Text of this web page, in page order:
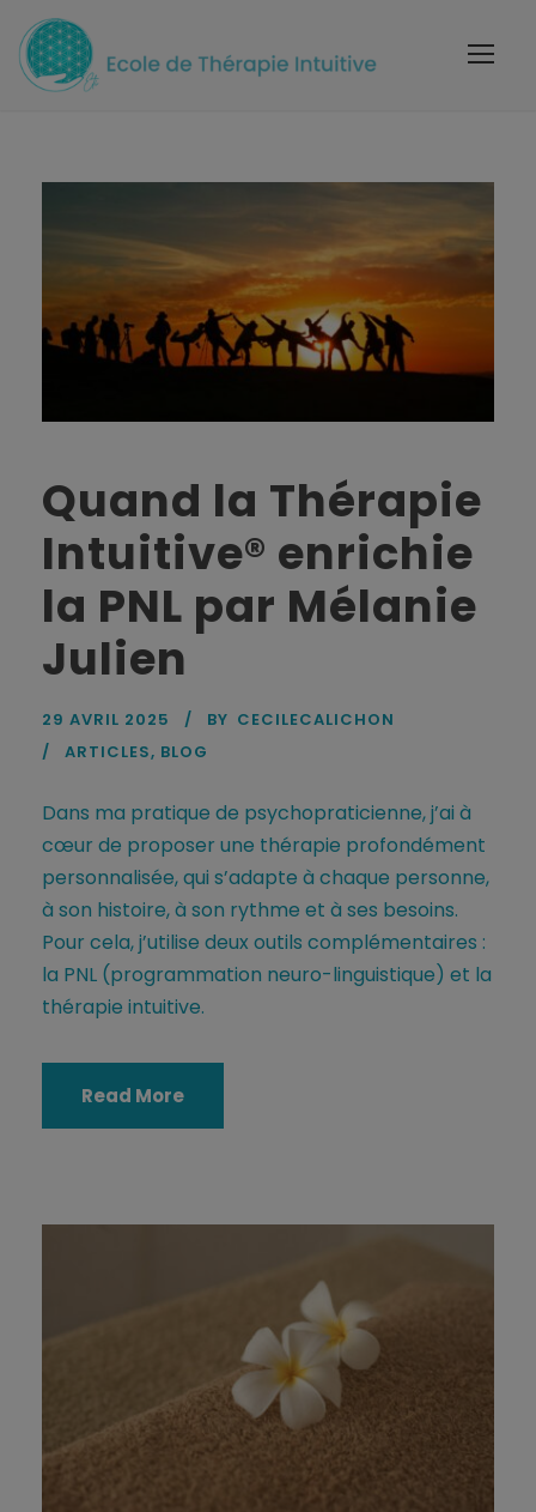
Quand la Thérapie
Intuitive® enrichie
la PNL par Mélanie
Julien
29 AVRIL 2025 BY CECILECALICHON
ARTICLES, BLOG
Dans ma pratique de psychopraticienne, j’ai à
cœur de proposer une thérapie profondément
personnalisée, qui s’adapte à chaque personne,
à son histoire, à son rythme et à ses besoins.
Pour cela, j’utilise deux outils complémentaires :
la PNL (programmation neuro-linguistique) et la
thérapie intuitive.
Read More